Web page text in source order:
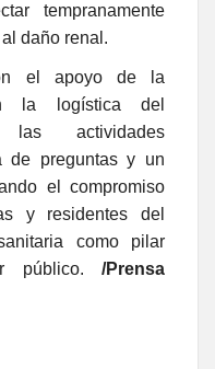
tempranamente
daño renal.
el apoyo de la
la logística del
las actividades
de preguntas y un
el compromiso
y residentes del
como pilar
público. /Prensa